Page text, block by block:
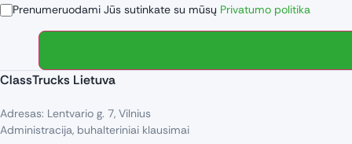
Prenumeruodami Jūs sutinkate su mūsų Privatumo politika
ClassTrucks Lietuva
Adresas: Lentvario g. 7, Vilnius
Administracija, buhalteriniai klausimai